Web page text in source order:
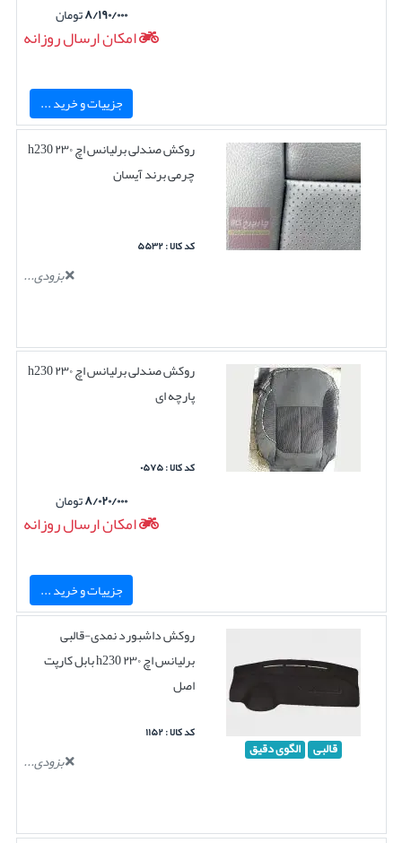
۸/۱۹۰/۰۰۰تومان
امکان ارسال روزانه
جزییات و خرید ...
روکش صندلی برلیانس اچ ۲۳۰ h230
چرمی برند آیسان
کد کالا : ۵۵۳۲
بزودی...
روکش صندلی برلیانس اچ ۲۳۰ h230
پارچه ای
کد کالا : ۰۵۷۵
۸/۰۲۰/۰۰۰تومان
امکان ارسال روزانه
جزییات و خرید ...
قالبی الگوی دقیق
روکش داشبورد نمدی-قالبی
برلیانس اچ ۲۳۰ h230 بابل کارپت
اصل
کد کالا : ۱۱۵۲
بزودی...